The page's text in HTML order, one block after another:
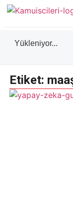
Yükleniyor...
Etiket: